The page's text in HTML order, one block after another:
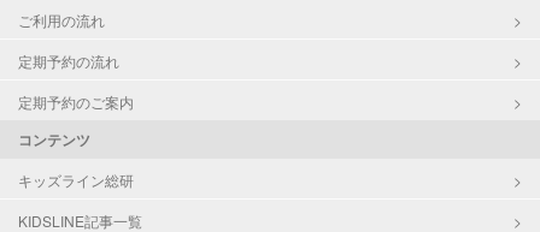
ご利用の流れ
定期予約の流れ
定期予約のご案内
コンテンツ
キッズライン総研
KIDSLINE記事一覧